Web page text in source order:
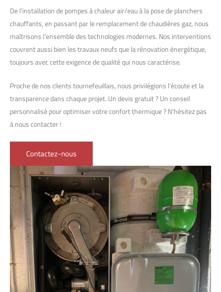
De l’installation de pompes à chaleur air/eau à la pose de planchers
chauffants, en passant par le remplacement de chaudières gaz, nous
maîtrisons l’ensemble des technologies modernes. Nos interventions
couvrent aussi bien les travaux neufs que la rénovation énergétique,
toujours avec cette exigence de qualité qui nous caractérise.
Proche de nos clients tournefeuillais, nous privilégions l’écoute et la
transparence dans chaque projet. Un devis gratuit ? Un conseil
personnalisé pour optimiser votre confort thermique ? N’hésitez pas
à nous contacter !
Contactez-nous